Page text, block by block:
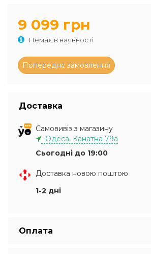
9 099 грн
Немає в наявності
Доставка
Самовивіз з магазину
Одеса, Канатна 79а
Сьогодні до 19:00
Доставка новою поштою
1-2 дні
Оплата